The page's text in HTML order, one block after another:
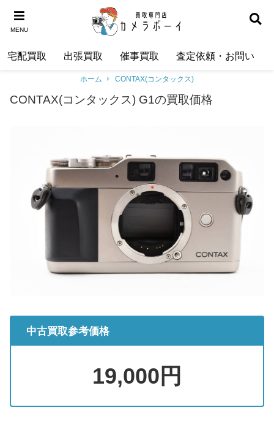
MENU
宅配買取 出張買取 催事買取 査定依頼・お問い合
ホーム CONTAX(コンタックス)
CONTAX(コンタックス) G1の買取価格
中古買取参考価格
19,000円